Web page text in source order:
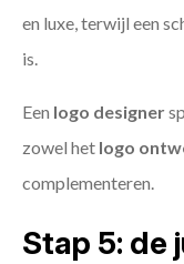
en luxe, terwijl een
is.
Een logo designer
zowel het logo
complementeren.
Stap 5: de